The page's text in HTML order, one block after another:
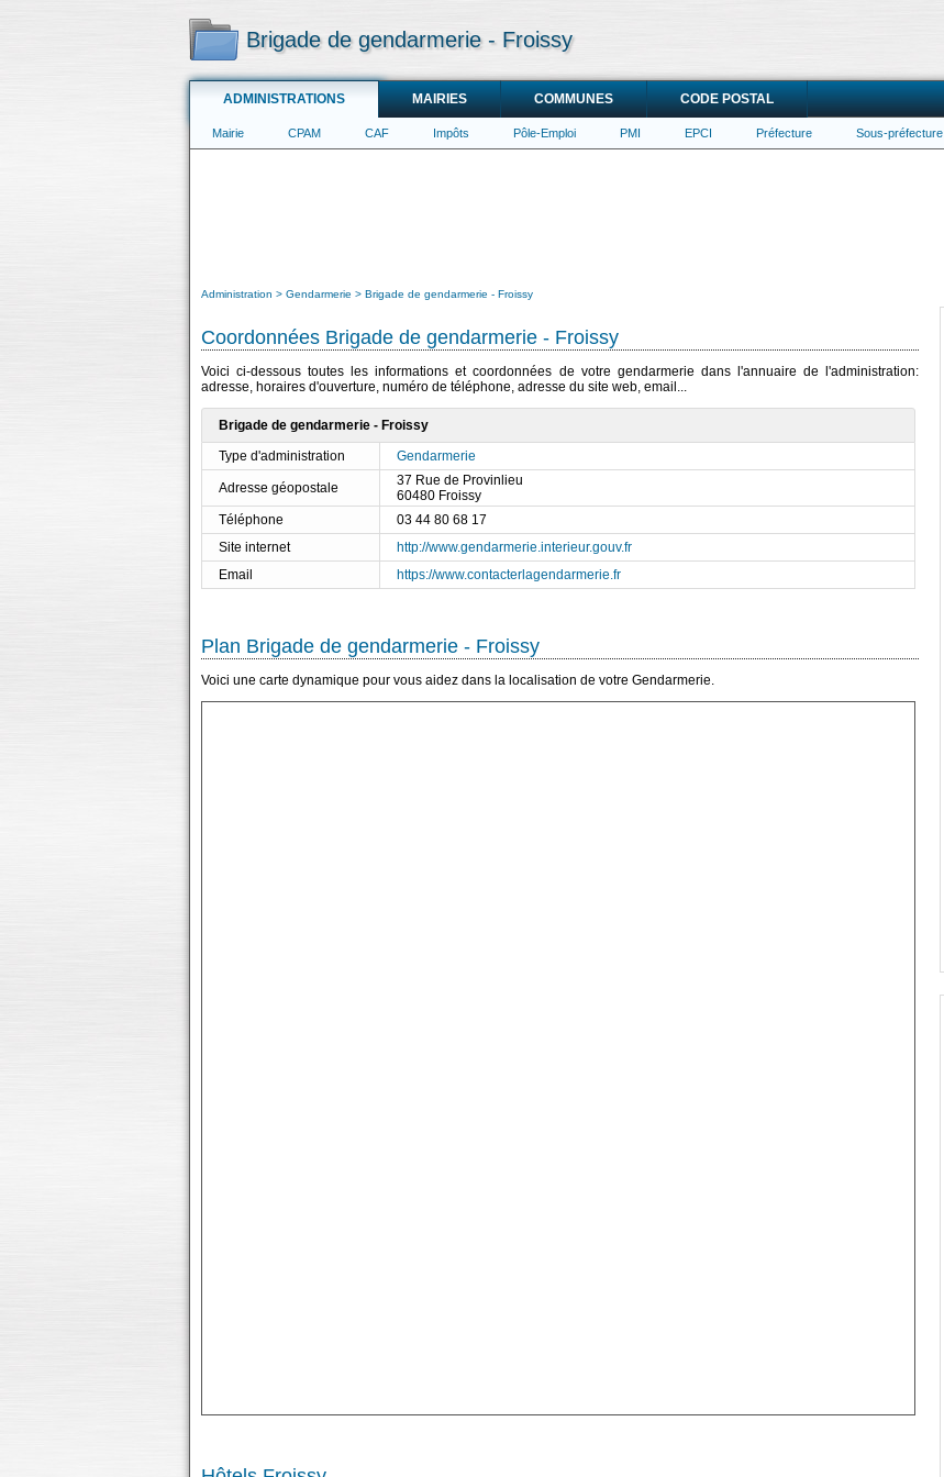
Brigade de gendarmerie - Froissy
ADMINISTRATIONS MAIRIES COMMUNES CODE POSTAL
Mairie CPAM CAF Impôts Pôle-Emploi PMI EPCI Préfecture Sous-préfecture
Administration Gendarmerie Brigade de gendarmerie - Froissy
Coordonnées Brigade de gendarmerie - Froissy
Voici ci-dessous toutes les informations et coordonnées de votre gendarmerie dans l'annuaire de l'administration:
adresse, horaires d'ouverture, numéro de téléphone, adresse du site web, email...
Brigade de gendarmerie - Froissy
Type d'administration
Gendarmerie
Adresse géopostale
37 Rue de Provinlieu
60480 Froissy
Téléphone
03 44 80 68 17
Site internet
http://www.gendarmerie.interieur.gouv.fr
Email
https://www.contacterlagendarmerie.fr
Plan Brigade de gendarmerie - Froissy
Voici une carte dynamique pour vous aidez dans la localisation de votre Gendarmerie.